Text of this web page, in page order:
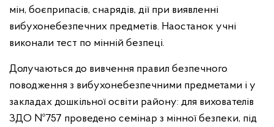
мін, боєприпасів, снарядів, дії при виявленні
вибухонебезпечних предметів. Наостанок учні
виконали тест по мінній безпеці.
Долучаються до вивчення правил безпечного
поводження з вибухонебезпечними предметами і у
закладах дошкільної освіти району: для вихователів
ЗДО №757 проведено семінар з мінної безпеки, під